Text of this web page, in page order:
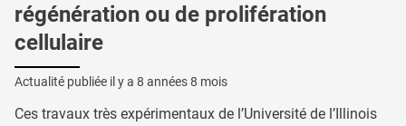
régénération ou de prolifération
cellulaire
Actualité publiée il y a 8 années 8 mois
Ces travaux très expérimentaux de l’Université de l’Illinois